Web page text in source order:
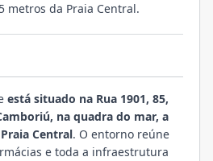
metros da Praia Central.
está situado na Rua 1901, 85,
na quadra do mar, a
Central. O entorno reúne
e toda a infraestrutura